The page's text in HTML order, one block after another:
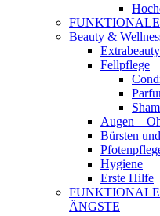
Beauty &
Fellpflege
Augen –
Bürsten
Hygiene
Erste Hilfe
ÄNGSTE